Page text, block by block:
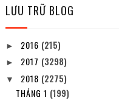
LƯU TRỮ BLOG
► 2016 (215)
► 2017 (3298)
▼ 2018 (2275)
THÁNG 1 (199)